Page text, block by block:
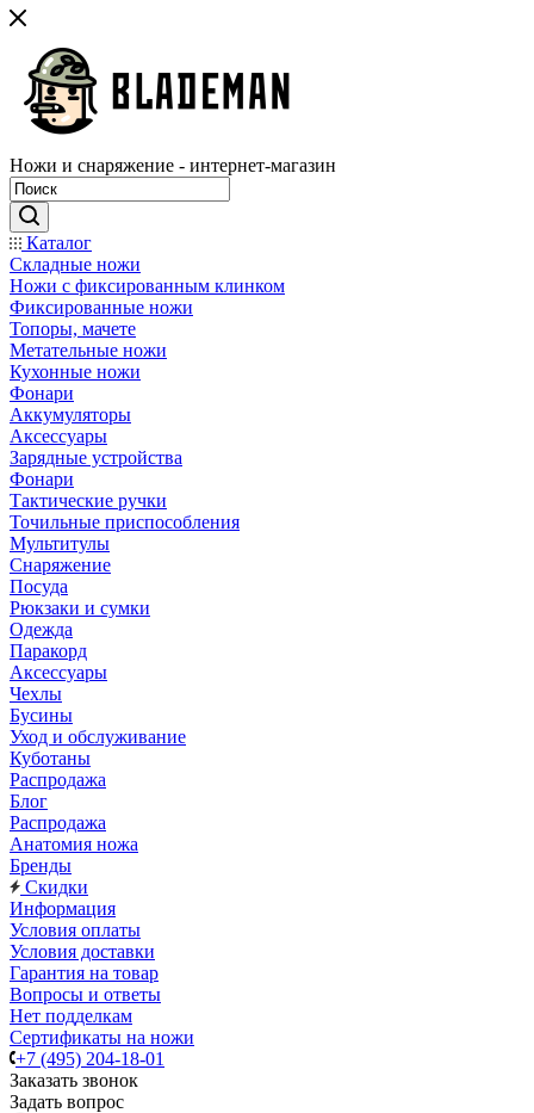
Ножи и снаряжение - интернет-магазин
Каталог
Складные ножи
Ножи с фиксированным клинком
Фиксированные ножи
Топоры, мачете
Метательные ножи
Кухонные ножи
Фонари
Аккумуляторы
Аксессуары
Зарядные устройства
Фонари
Тактические ручки
Точильные приспособления
Мультитулы
Снаряжение
Посуда
Рюкзаки и сумки
Одежда
Паракорд
Аксессуары
Чехлы
Бусины
Уход и обслуживание
Куботаны
Распродажа
Блог
Распродажа
Анатомия ножа
Бренды
Скидки
Информация
Условия оплаты
Условия доставки
Гарантия на товар
Вопросы и ответы
Нет подделкам
Сертификаты на ножи
+7 (495) 204-18-01
Заказать звонок
Задать вопрос